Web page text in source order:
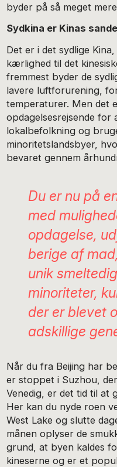
byder på så meget
Sydkina er Kinas
Det er i det sydlige
kærlighed til det
fremmest byder de
lavere luftforurening,
temperaturer. Men det
opdagelsesrejsende for
lokalbefolkning og
minoritetslandsbyer,
bevaret gennem
Du er nu på
med
opdagelse,
berige af
unik
minoriteter,
der er blevet
adskillige
Når du fra Beijing har
er stoppet i Suzhou,
Venedig, er det tid til at
Her kan du nyde roen
West Lake og slutte
månen oplyser de
grund, at byen kaldes
kineserne og er et